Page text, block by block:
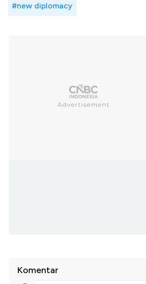
#new diplomacy
Komentar